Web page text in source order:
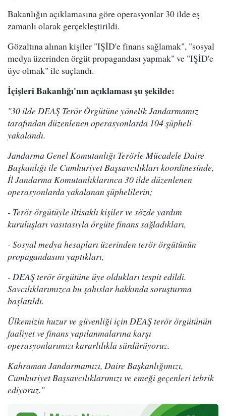
Bakanlığın açıklamasına göre operasyonlar 30 ilde eş
zamanlı olarak gerçekleştirildi.
Gözaltına alınan kişiler "IŞİD'e finans sağlamak", "sosyal
medya üzerinden örgüt propagandası yapmak" ve "IŞİD'e
üye olmak" ile suçlandı.
İçişleri Bakanlığı'nın açıklaması şu şekilde:
"30 ilde DEAŞ Terör Örgütüne yönelik Jandarmamız
tarafından düzenlenen operasyonlarda 104 şüpheli
yakalandı.
Jandarma Genel Komutanlığı Terörle Mücadele Daire
Başkanlığı ile Cumhuriyet Başsavcılıkları koordinesinde,
İl Jandarma Komutanlıklarınca 30 ilde düzenlenen
operasyonlarda yakalanan şüphelilerin;
- Terör örgütüyle iltisaklı kişiler ve sözde yardım
kuruluşları vasıtasıyla örgüte finans sağladıkları,
- Sosyal medya hesapları üzerinden terör örgütünün
propagandasını yaptıkları,
- DEAŞ terör örgütüne üye oldukları tespit edildi.
Savcılıklarımızca bu şahıslar hakkında soruşturma
başlatıldı.
Ülkemizin huzur ve güvenliği için DEAŞ terör örgütünün
faaliyet ve finans yapılanmalarına karşı
operasyonlarımızı kararlılıkla sürdürüyoruz.
Kahraman Jandarmamızı, Daire Başkanlığımızı,
Cumhuriyet Başsavcılıklarımızı ve emeği geçenleri tebrik
ediyoruz."